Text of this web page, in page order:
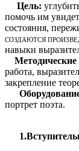
Цель:
помочь им
состояния,
СОЗДАЮТСЯ
навыки
работа,
закрепление
портрет поэта.